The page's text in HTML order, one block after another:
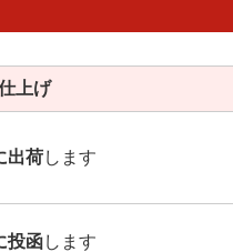
上げ
出荷します
投函します